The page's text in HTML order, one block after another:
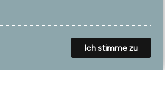
Ich stimme zu